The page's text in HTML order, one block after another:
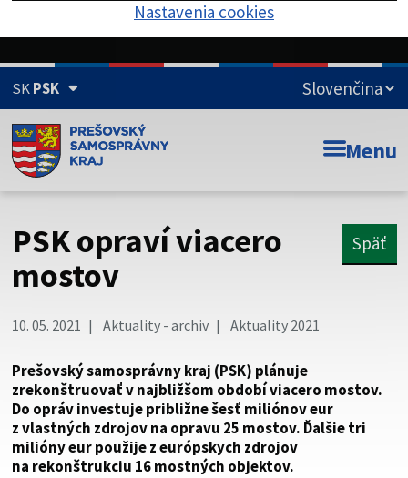
Nastavenia cookies
SKPSK
Doména psk.sk je oficiálna
Toto je oficiálna webová stránka Prešovského
Táto stránka je zabezpečená
cez zabezpečenú webovú stránku. Zabezpečená stránka
vždy začína https:// pred názvom domény webového sídla.
Menu
PSK opraví viacero
mostov
Späť
10. 05. 2021 Aktuality - archiv Aktuality 2021
Prešovský samosprávny kraj (PSK) plánuje
zrekonštruovať v najbližšom období viacero mostov.
Do opráv investuje približne šesť miliónov eur
z vlastných zdrojov na opravu 25 mostov. Ďalšie tri
milióny eur použije z európskych zdrojov
na rekonštrukciu 16 mostných objektov.